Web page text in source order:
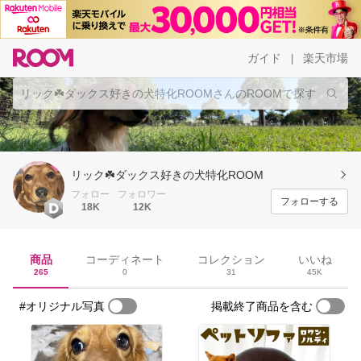
ガイド 楽天市場
リック☘️ダックス好きの犬特化ROOM
フォロー
18K
フォロワー
12K
フォローする
商品
265
コーディネート
0
コレクション
31
いいね
45K
#オリジナル写真 掲載終了商品を含む